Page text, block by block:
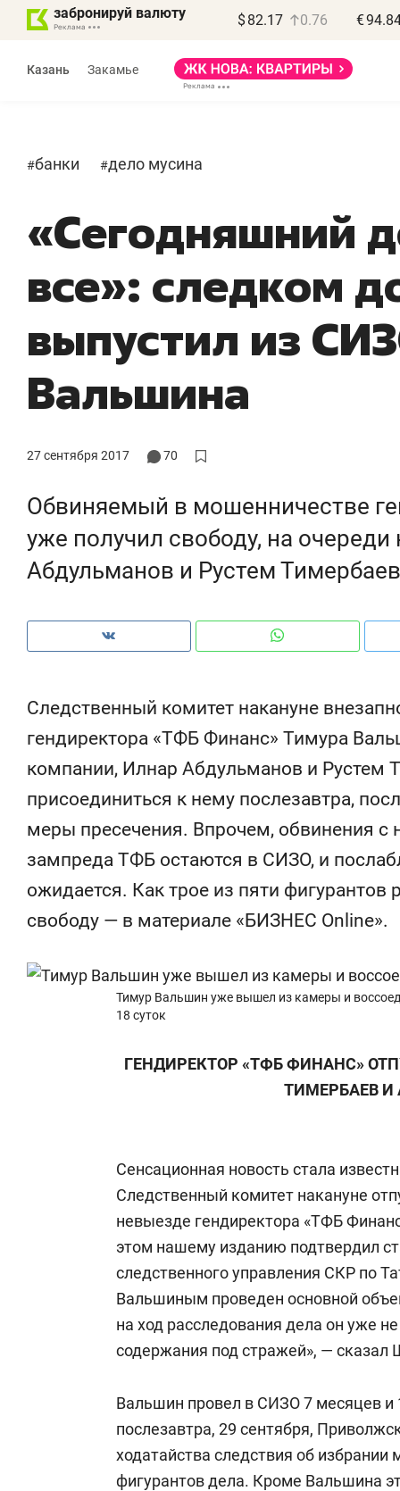
забронируй валюту $ 82.17 0.76 €
Казань Закамье
#банки #дело мусина
«Сегодняшний
все»: следком
выпустил из
Вальшина
27 сентября 2017 70
Обвиняемый в мошенничестве
уже получил свободу, на
Абдульманов и Рустем Тимербаев
Следственный комитет накануне
гендиректора «ТФБ Финанс» Тимура
компании, Илнар Абдульманов и Рустем
присоединиться к нему послезавтра,
меры пресечения. Впрочем, обвинения с
зампреда ТФБ остаются в СИЗО, и
ожидается. Как трое из пяти фигурантов
свободу — в материале «БИЗНЕС Online».
Тимур Вальшин уже вышел из камеры и
18 суток
ГЕНДИРЕКТОР «ТФБ ФИНАНС»
ТИМЕРБАЕВ
Сенсационная новость стала
Следственный комитет накануне
невыезде гендиректора «ТФБ
этом нашему изданию подтвердил
следственного управления СКР по
Вальшиным проведен основной
на ход расследования дела он уже
содержания под стражей», —
Вальшин провел в СИЗО 7 месяцев и
послезавтра, 29 сентября,
ходатайства следствия об
фигурантов дела. Кроме Вальшина
150 камер до квартиры и Face
ID вместо ключа: какой будет
безопасность в ЖК «Нова»
Опыт
природе,
с